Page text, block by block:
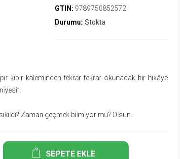
GTIN: 9789750852572
Durumu: Stokta
kıpır kaleminden tekrar tekrar okunacak bir hikâye
Zaman geçmek bilmiyor mu? Olsun.
SEPETE EKLE